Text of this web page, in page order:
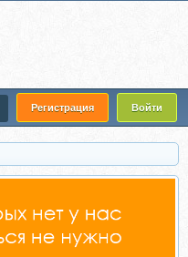
Регистрация Войти